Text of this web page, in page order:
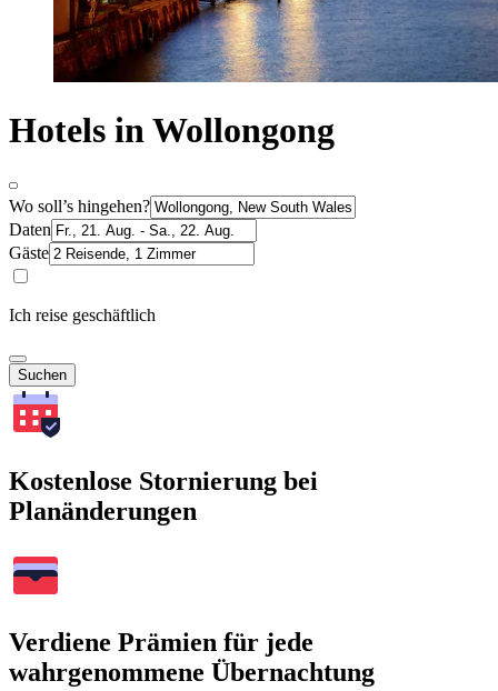
Hotels in Wollongong
Wo soll’s hingehen?
Daten
Gäste
Ich reise geschäftlich
Suchen
Kostenlose Stornierung bei
Planänderungen
Verdiene Prämien für jede
wahrgenommene Übernachtung